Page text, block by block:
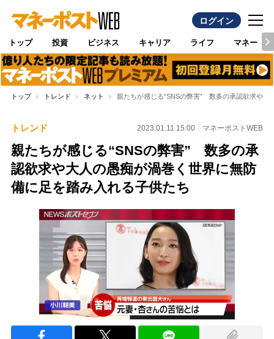
ログイン
トップ 投資 ビジネス キャリア ライフ マネー
トップ トレンド ネット 親たちが感じる“SNSの弊害” 数多の承認欲求や大
トレンド 2023.01.11 15:00 マネーポストWEB
親たちが感じる“SNSの弊害” 数多の承
認欲求や大人の愚痴が渦巻く世界に無防
備に足を踏み入れる子供たち